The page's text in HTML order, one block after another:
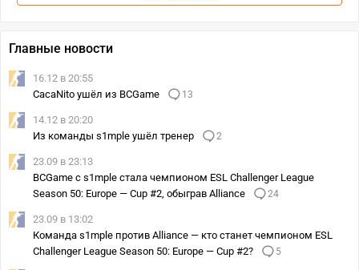
Главные новости
16.12 в 20:55
CacaNito ушёл из BCGame
13
14.12 в 20:20
Из команды s1mple ушёл тренер
2
23.09 в 23:13
BCGame с s1mple стала чемпионом ESL Challenger League
Season 50: Europe — Cup #2, обыграв Alliance
24
23.09 в 13:02
Команда s1mple против Alliance — кто станет чемпионом ESL
Challenger League Season 50: Europe — Cup #2?
5